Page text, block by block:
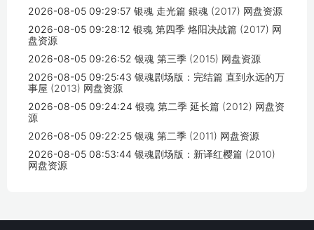
2026-08-05 09:29:57 银魂 走光篇 銀魂 (2017) 网盘资源
2026-08-05 09:28:12 银魂 第四季 烙阳决战篇 (2017) 网
盘资源
2026-08-05 09:26:52 银魂 第三季 (2015) 网盘资源
2026-08-05 09:25:43 银魂剧场版：完结篇 直到永远的万
事屋 (2013) 网盘资源
2026-08-05 09:24:24 银魂 第二季 延长篇 (2012) 网盘资
源
2026-08-05 09:22:25 银魂 第二季 (2011) 网盘资源
2026-08-05 08:53:44 银魂剧场版：新译红樱篇 (2010)
网盘资源